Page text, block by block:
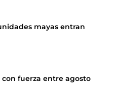
mayas entran
fuerza entre agosto